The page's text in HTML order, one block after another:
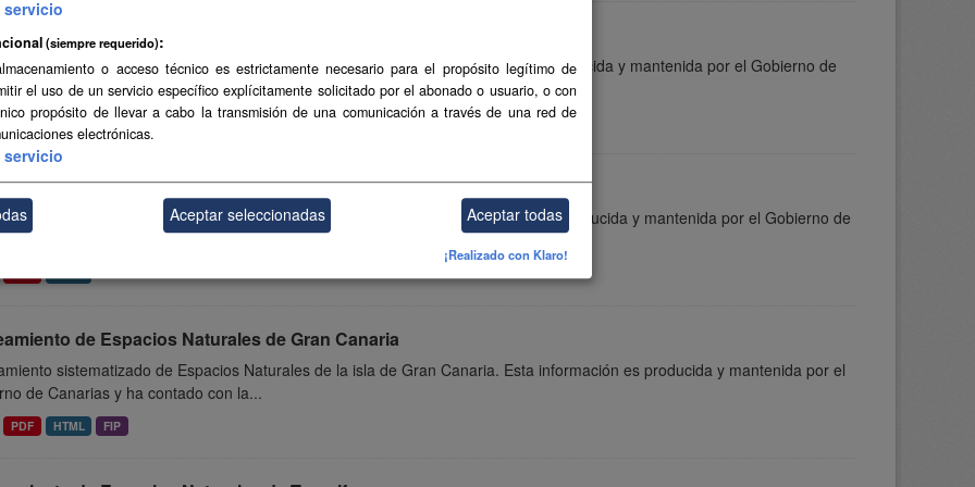
urbanístico de Adeje
urbanístico sistematizado del municipio de Adeje . Esta información es producida y mantenida por el Gobierno de
y ha contado con la financiación del...
PDF HTML FIP
urbanístico de El Pinar
urbanístico sistematizado del municipio de El Pinar . Esta información es producida y mantenida por el Gobierno de
y ha contado con la financiación del...
de Espacios Naturales de Gran Canaria
sistematizado de Espacios Naturales de la isla de Gran Canaria. Esta información es producida y mantenida por el
de Canarias y ha contado con la...
PDF HTML FIP
servicio
(siempre requerido)
o acceso técnico es estrictamente necesario para el propósito legítimo de
el uso de un servicio específico explícitamente solicitado por el abonado o usuario, o con
propósito de llevar a cabo la transmisión de una comunicación a través de una red de
electrónicas.
servicio
Aceptar seleccionadas Aceptar todas
¡Realizado con Klaro!